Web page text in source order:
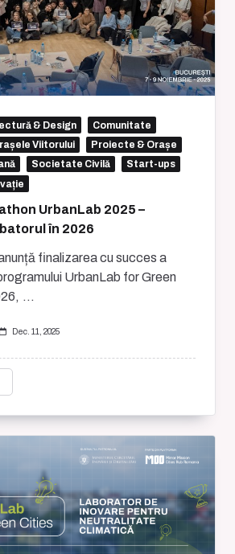
& Design
Comunitate
Viitorului
Proiecte & Orașe
Societate Civilă
Start-ups
UrbanLab 2025 –
în 2026
finalizarea cu succes a
UrbanLab for Green
...
Dec. 11, 2025